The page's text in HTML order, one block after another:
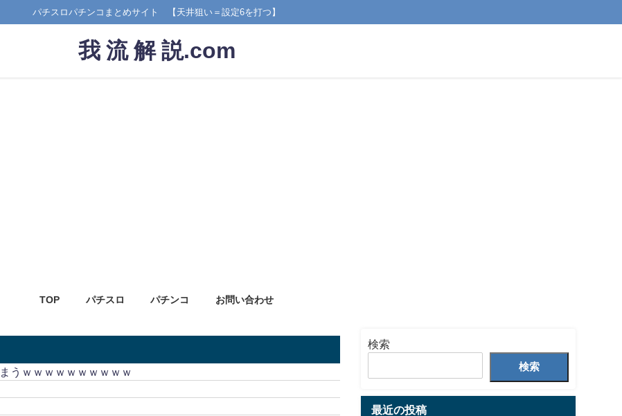
パチスロパチンコまとめサイト 【天井狙い＝設定6を打つ】
我 流 解 説.com
TOP パチスロ パチンコ お問い合わせ
うｗｗｗｗｗｗｗｗｗｗ
検索
検索
最近の投稿